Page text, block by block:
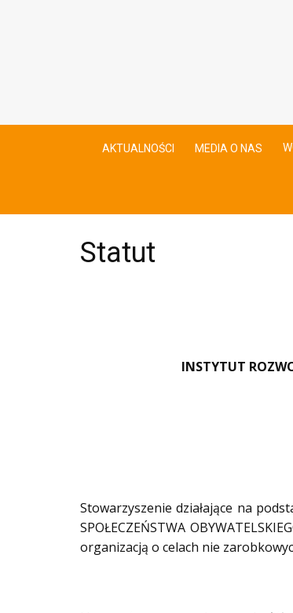
AKTUALNOŚCI MEDIA O NAS
Statut
INSTYTUT
Stowarzyszenie działające na
SPOŁECZEŃSTWA
organizacją o celach nie